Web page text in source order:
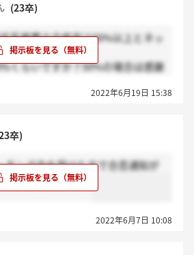
(23卒)
系推薦の合格率は80%以上とネッ
が、
くらいですか？50%の場合は感謝
2022年6月19日 15:38
卒)
チング会を受けた方で合否通知が
をお願いします。
2022年6月7日 10:08